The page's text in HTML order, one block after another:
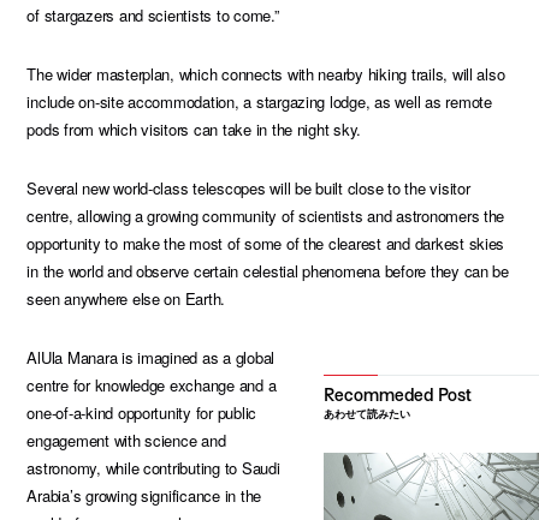
of stargazers and scientists to come.”
The wider masterplan, which connects with nearby hiking trails, will also
include on-site accommodation, a stargazing lodge, as well as remote
pods from which visitors can take in the night sky.
Several new world-class telescopes will be built close to the visitor
centre, allowing a growing community of scientists and astronomers the
opportunity to make the most of some of the clearest and darkest skies
in the world and observe certain celestial phenomena before they can be
seen anywhere else on Earth.
AlUla Manara is imagined as a global
centre for knowledge exchange and a
one-of-a-kind opportunity for public
engagement with science and
astronomy, while contributing to Saudi
Arabia’s growing significance in the
あわせて読みたい